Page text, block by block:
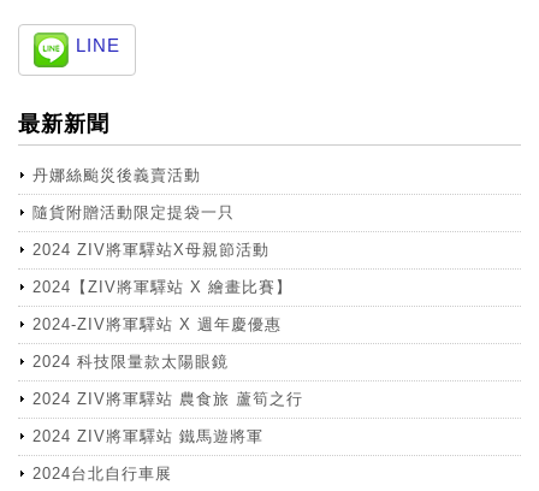
LINE
最新新聞
丹娜絲颱災後義賣活動
隨貨附贈活動限定提袋一只
2024 ZIV將軍驛站X母親節活動
2024【ZIV將軍驛站 X 繪畫比賽】
2024-ZIV將軍驛站 X 週年慶優惠
2024 科技限量款太陽眼鏡
2024 ZIV將軍驛站 農食旅 蘆筍之行
2024 ZIV將軍驛站 鐵馬遊將軍
2024台北自行車展